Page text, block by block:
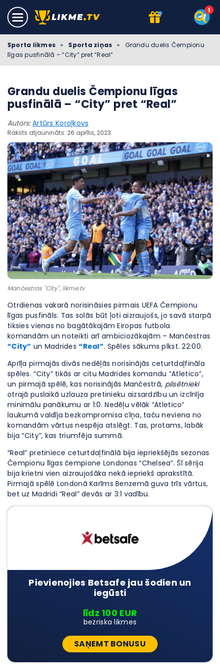
Sporta likmes » Sporta ziņas »
Grandu duelis Čempionu
līgas pusfinālā – “City” pret “Real”
Grandu duelis Čempionu līgas
pusfinālā – “City” pret “Real”
Autors:Artūrs Koroļkovs
Raksts atjaunināts: 26 aprīlis, 2023
Mančestras "City", likme.tv
Otrdienas vakarā norisināsies pirmais UEFA Čempionu
līgas pusfināls. Tas solās būt ļoti aizraujošs, jo savā starpā
tiksies vienas no bagātākajām Eiropas futbola
komandām un noteikti arī ambiciozākajām – Mančestras
“City” un Madrides“Real”. Spēles sākums plkst. 22:00.
Aprīļa pirmajās divās nedēļās norisinājās ceturtdaļfināla
spēles. “City” tikās ar citu Madrides komandu “Atletico”,
un pirmajā spēlē, kas norisinājās Mančestrā, pilsētnieki
otrajā puslaikā uzlauza pretinieku aizsardzību un izcīnīja
minimālu panākumu ar 1:0. Nedēļu vēlāk “Atletico”
laukumā valdīja bezkompromisa cīņa, taču neviena no
komandām vārtus nespēja atslēgt. Tas, protams, labāk
bija “City”, kas triumfēja summā.
“Real” pretiniece ceturtdaļfinālā bija iepriekšējās sezonas
Čempionu līgas čempione Londonas “Chelsea”. Šī sērija
bija krietni vien aizraujošāka nekā iepriekš aprakstītā.
Pirmajā spēlē Londonā Karīms Benzemā guva trīs vārtus,
bet uz Madridi “Real” devās ar 3:1 vadību.
Pievienojies Betsafe jau šodien un
iegūsti
līdz 100 EUR
bezriska likmes
SAŅEMT BONUSU